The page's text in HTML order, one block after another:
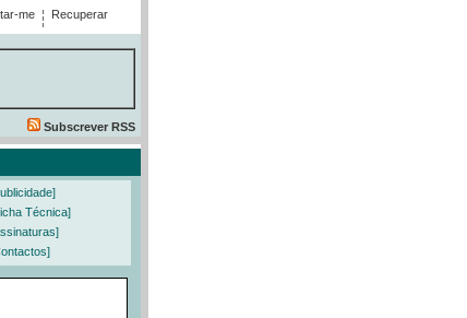
me
Recuperar
Subscrever RSS
Técnica]